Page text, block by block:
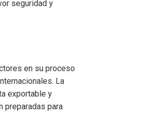
seguridad y
en su proceso
La
exportable y
preparadas para